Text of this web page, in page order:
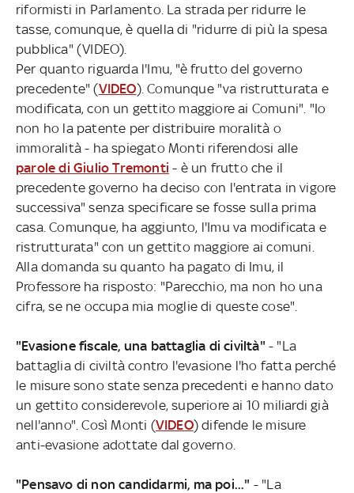
riformisti in Parlamento. La strada per ridurre le
tasse, comunque, è quella di "ridurre di più la spesa
pubblica" (VIDEO).
Per quanto riguarda l'Imu, "è frutto del governo
precedente" (VIDEO). Comunque "va ristrutturata e
modificata, con un gettito maggiore ai Comuni". "Io
non ho la patente per distribuire moralità o
immoralità - ha spiegato Monti riferendosi alle
parole di Giulio Tremonti - è un frutto che il
precedente governo ha deciso con l'entrata in vigore
successiva" senza specificare se fosse sulla prima
casa. Comunque, ha aggiunto, l'Imu va modificata e
ristrutturata" con un gettito maggiore ai comuni.
Alla domanda su quanto ha pagato di Imu, il
Professore ha risposto: "Parecchio, ma non ho una
cifra, se ne occupa mia moglie di queste cose".
"Evasione fiscale, una battaglia di civiltà" - "La
battaglia di civiltà contro l'evasione l'ho fatta perché
le misure sono state senza precedenti e hanno dato
un gettito considerevole, superiore ai 10 miliardi già
nell'anno". Così Monti (VIDEO) difende le misure
anti-evasione adottate dal governo.
"Pensavo di non candidarmi, ma poi..." - "La